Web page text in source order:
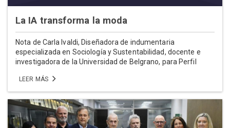
La IA transforma la moda
Nota de Carla Ivaldi, Diseñadora de indumentaria
especializada en Sociología y Sustentabilidad, docente e
investigadora de la Universidad de Belgrano, para Perfil
LEER MÁS